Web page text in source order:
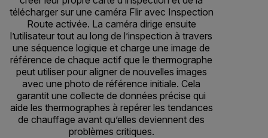
télécharger sur une caméra Flir avec Inspection
Route activée. La caméra dirige ensuite
l’utilisateur tout au long de l’inspection à travers
une séquence logique et charge une image de
référence de chaque actif que le thermographe
peut utiliser pour aligner de nouvelles images
avec une photo de référence initiale. Cela
garantit une collecte de données précise qui
aide les thermographes à repérer les tendances
de chauffage avant qu’elles deviennent des
problèmes critiques.